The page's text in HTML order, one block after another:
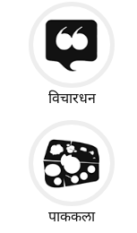
विचारधन
पाककला